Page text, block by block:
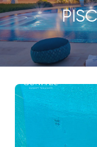
Blog –
Belong
Anywhere